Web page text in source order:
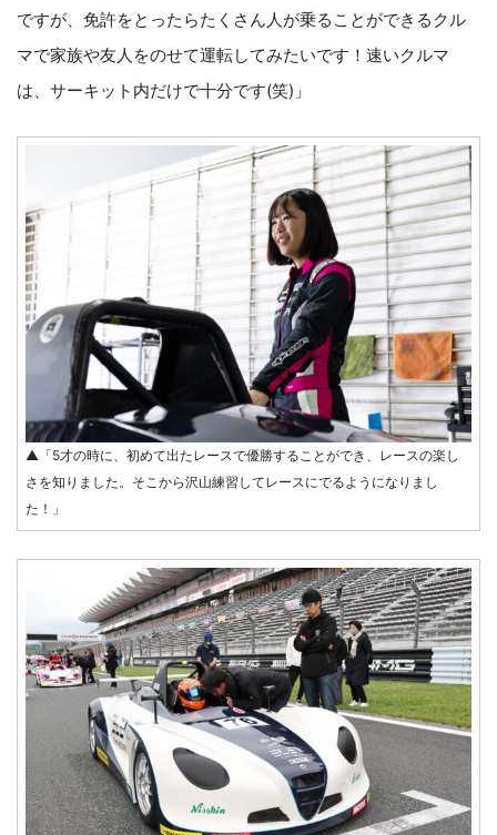
ですが、免許をとったらたくさん人が乗ることができるクル
マで家族や友人をのせて運転してみたいです！速いクルマ
は、サーキット内だけで十分です(笑)」
▲「5才の時に、初めて出たレースで優勝することができ、レースの楽し
さを知りました。そこから沢山練習してレースにでるようになりまし
た！」